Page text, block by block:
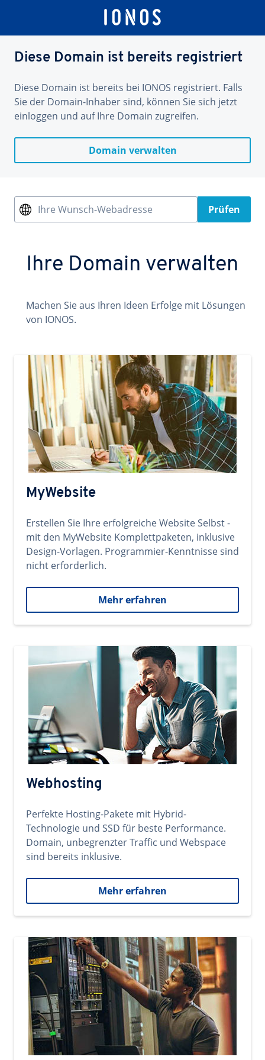
Diese Domain ist bereits registriert
Diese Domain ist bereits bei IONOS registriert. Falls
Sie der Domain-Inhaber sind, können Sie sich jetzt
einloggen und auf Ihre Domain zugreifen.
Domain verwalten
Ihre Wunsch-Webadresse Prüfen
Ihre Domain verwalten
Machen Sie aus Ihren Ideen Erfolge mit Lösungen
von IONOS.
MyWebsite
Erstellen Sie Ihre erfolgreiche Website Selbst -
mit den MyWebsite Komplettpaketen, inklusive
Design-Vorlagen. Programmier-Kenntnisse sind
nicht erforderlich.
Mehr erfahren
Webhosting
Perfekte Hosting-Pakete mit Hybrid-
Technologie und SSD für beste Performance.
Domain, unbegrenzter Traffic und Webspace
sind bereits inklusive.
Mehr erfahren